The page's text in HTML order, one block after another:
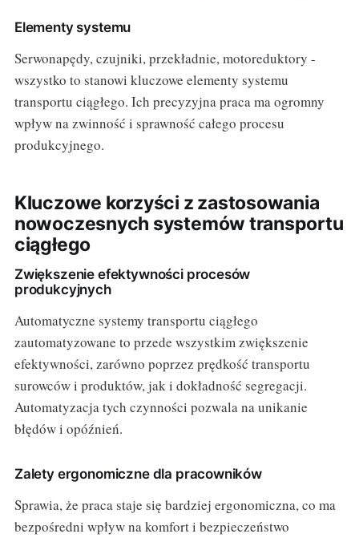
Elementy systemu
Serwonapędy, czujniki, przekładnie, motoreduktory -
wszystko to stanowi kluczowe elementy systemu
transportu ciągłego. Ich precyzyjna praca ma ogromny
wpływ na zwinność i sprawność całego procesu
produkcyjnego.
Kluczowe korzyści z zastosowania
nowoczesnych systemów transportu
ciągłego
Zwiększenie efektywności procesów
produkcyjnych
Automatyczne systemy transportu ciągłego
zautomatyzowane to przede wszystkim zwiększenie
efektywności, zarówno poprzez prędkość transportu
surowców i produktów, jak i dokładność segregacji.
Automatyzacja tych czynności pozwala na unikanie
błędów i opóźnień.
Zalety ergonomiczne dla pracowników
Sprawia, że praca staje się bardziej ergonomiczna, co ma
bezpośredni wpływ na komfort i bezpieczeństwo